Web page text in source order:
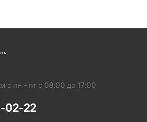
с пн - пт с 08:00 до 17:00
02-22